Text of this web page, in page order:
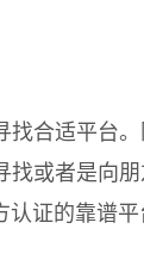
适平台。
找或者是向
证的靠谱平